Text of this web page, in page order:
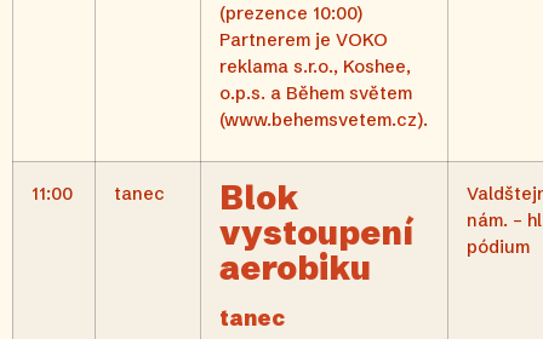
(prezence 10:00)
Partnerem je VOKO
reklama s.r.o., Koshee,
o.p.s. a Během světem
(www.behemsvetem.cz).
11:00 tanec
Blok
vystoupení
aerobiku
tanec
nám. –
pódium